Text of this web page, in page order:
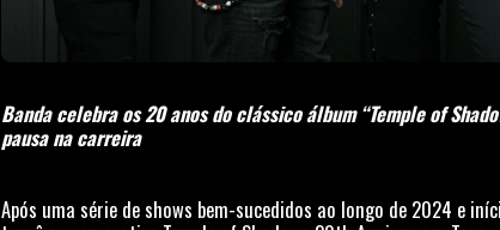
Banda celebra os 20 anos do clássico álbum “Temple of
pausa na carreira
Após uma série de shows bem-sucedidos ao longo de 2024 e